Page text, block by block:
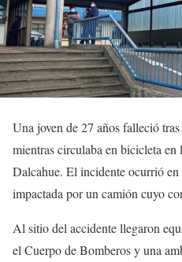
Una joven de 27 años falleció
mientras circulaba en bicicleta en
Dalcahue. El incidente ocurrió
impactada por un camión cuyo
Al sitio del accidente llegaron
el Cuerpo de Bomberos y una